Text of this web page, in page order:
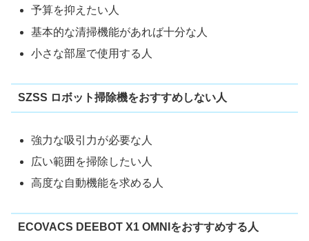
予算を抑えたい人
基本的な清掃機能があれば十分な人
小さな部屋で使用する人
SZSS ロボット掃除機をおすすめしない人
強力な吸引力が必要な人
広い範囲を掃除したい人
高度な自動機能を求める人
ECOVACS DEEBOT X1 OMNIをおすすめする人